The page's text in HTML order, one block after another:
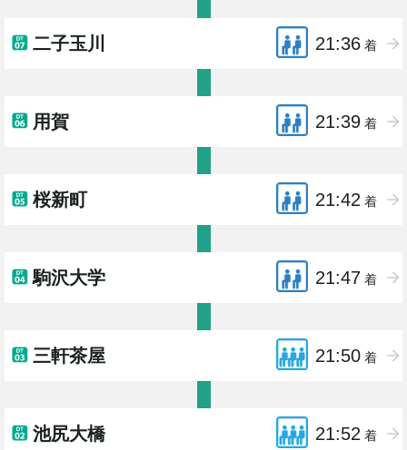
二子玉川 21:36 着
用賀 21:39 着
桜新町 21:42 着
駒沢大学 21:47 着
三軒茶屋 21:50 着
池尻大橋 21:52 着